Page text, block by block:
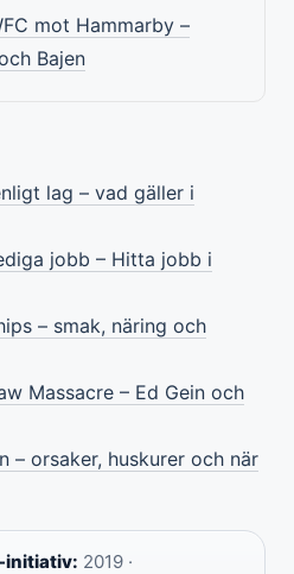
mot Hammarby –
Bajen
lag – vad gäller i
jobb – Hitta jobb i
– smak, näring och
Massacre – Ed Gein och
– orsaker, huskurer och när
initiativ: 2019 ·